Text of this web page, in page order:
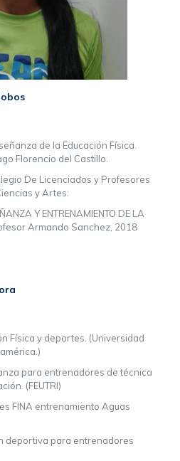
de la Educación Física.
Florencio del Castillo.
De Licenciados y Profesores
y Artes.
Y ENTRENAMIENTO DE LA
Armando Sanchez, 2018
Física y deportes. (Universidad
para entrenadores de técnica
(FEUTRI)
FINA entrenamiento Aguas
deportiva para entrenadores